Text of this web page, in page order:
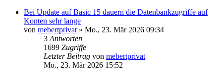
Bei Update auf Basic 15 dauern die Datenbankzugriffe auf
Konten sehr lange
von mebertprivat » Mo., 23. Mär 2026 09:34
3 Antworten
1699 Zugriffe
Letzter Beitrag von mebertprivat
Mo., 23. Mär 2026 15:52